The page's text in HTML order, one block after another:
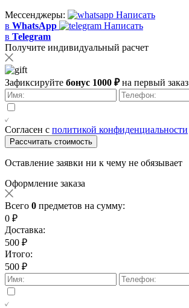
Мессенджеры:
Написать
в WhatsApp
Написать
в Telegram
Получите индивидуальный расчет
Зафиксируйте бонус 1000 ₽на первый заказ
Согласен с политикой конфиденциальности
Рассчитать стоимость
Оставление заявки ни к чему не обязывает
Оформление заказа
Всего 0 предметов на сумму:
0 ₽
Доставка:
500 ₽
Итого:
500 ₽